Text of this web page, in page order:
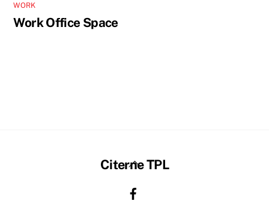
WORK
Work Office Space
Back
Top
Citerne TPL